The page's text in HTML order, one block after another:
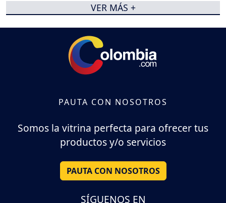
VER MÁS +
PAUTA CON NOSOTROS
Somos la vitrina perfecta para ofrecer tus
productos y/o servicios
PAUTA CON NOSOTROS
SÍGUENOS EN